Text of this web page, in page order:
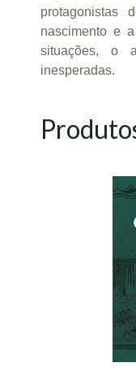
protagonistas
nascimento e
situações, o
inesperadas.